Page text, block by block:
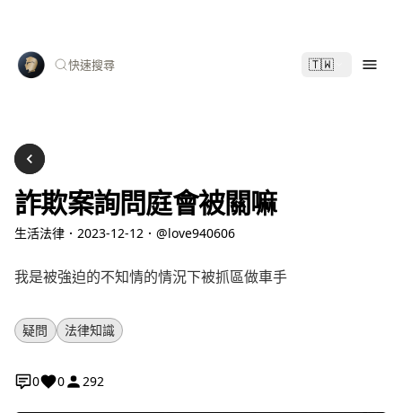
快速搜尋 🇹🇼
詐欺案詢問庭會被關嘛
生活法律 ． 2023-12-12 ． @love940606
我是被強迫的不知情的情況下被抓區做車手
疑問 法律知識
0 0 292